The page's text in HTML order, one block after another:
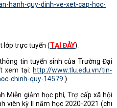
hanh-quy-dinh-ve-xet-cap-hoc-
lớp trực tuyến (TẠI ĐÂY).
tin tuyển sinh của Trường Đại
xem tại: http://www.tlu.edu.vn/tin-
chinh-quy-14579 )
Miễn giảm học phí, Trợ cấp xã hội
viên kỳ II năm học 2020-2021 (chi